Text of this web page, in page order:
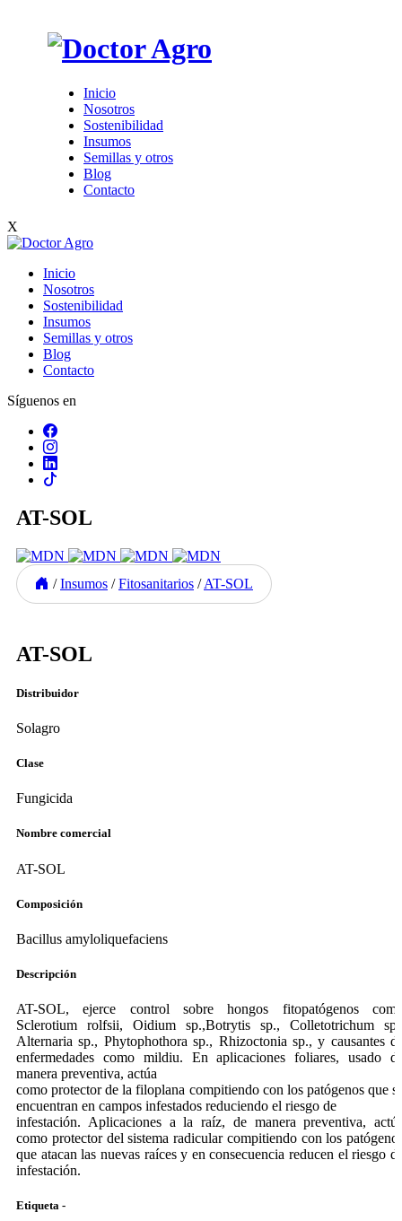
Inicio
Nosotros
Sostenibilidad
Insumos
Semillas y otros
Blog
Contacto
X
Inicio
Nosotros
Sostenibilidad
Insumos
Semillas y otros
Blog
Contacto
Síguenos en
AT-SOL
/ Insumos / Fitosanitarios / AT-SOL
AT-SOL
Distribuidor
Solagro
Clase
Fungicida
Nombre comercial
AT-SOL
Composición
Bacillus amyloliquefaciens
Descripción
AT-SOL, ejerce control sobre hongos fitopatógenos
Sclerotium rolfsii, Oidium sp.,Botrytis sp., Colletotrichum
Alternaria sp., Phytophothora sp., Rhizoctonia sp., y causantes
enfermedades como mildiu. En aplicaciones foliares, usado
manera preventiva, actúa
como protector de la filoplana compitiendo con los patógenos que
encuentran en campos infestados reduciendo el riesgo de
infestación. Aplicaciones a la raíz, de manera preventiva,
como protector del sistema radicular compitiendo con los
que atacan las nuevas raíces y en consecuencia reducen el riesgo
infestación.
Etiqueta -